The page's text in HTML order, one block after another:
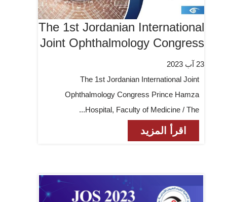
The 1st Jordanian International
Joint Ophthalmology Congress
23 آب 2023
The 1st Jordanian International Joint
Ophthalmology Congress Prince Hamza
Hospital, Faculty of Medicine / The...
اقرأ المزيد